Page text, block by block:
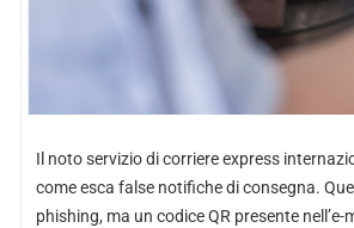
Il noto servizio di corriere express
come esca false notifiche di consegna.
phishing, ma un codice QR presente nell’e-